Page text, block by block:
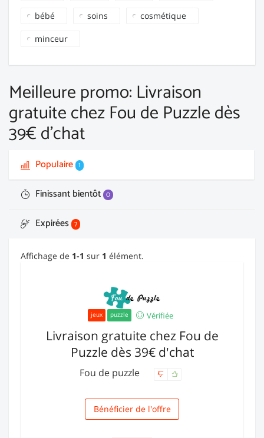
bébé soins cosmétique
minceur
Meilleure promo: Livraison
gratuite chez Fou de Puzzle dès
39€ d'chat
Populaire 1
Finissant bientôt 0
Expirées 7
Affichage de 1-1 sur 1 élément.
jeux puzzle Vérifiée
Livraison gratuite chez Fou de
Puzzle dès 39€ d'chat
Fou de puzzle
Livraison
Bénéficier de l'offre